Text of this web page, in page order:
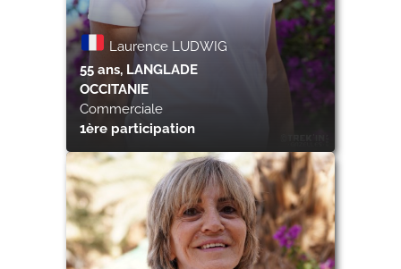
Laurence LUDWIG
55 ans, LANGLADE
OCCITANIE
Commerciale
1ère participation